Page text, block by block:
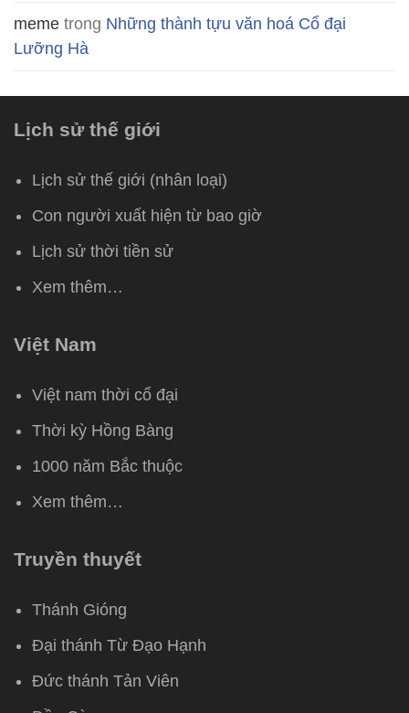
meme trong Những thành tựu văn hoá Cổ đại
Lưỡng Hà
Lịch sử thế giới
Lịch sử thế giới (nhân loại)
Con người xuất hiện từ bao giờ
Lịch sử thời tiền sử
Xem thêm…
Việt Nam
Việt nam thời cổ đại
Thời kỳ Hồng Bàng
1000 năm Bắc thuộc
Xem thêm…
Truyền thuyết
Thánh Gióng
Đại thánh Từ Đạo Hạnh
Đức thánh Tản Viên